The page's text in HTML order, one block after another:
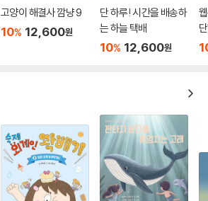
고양이 해결사 깜냥 9
10% 12,600원
단 하루! 시간을 배송하
는 하늘 택배
10% 12,600원